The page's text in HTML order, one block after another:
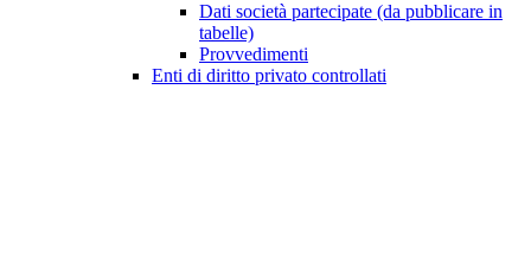
Dati società partecipate (da pubblicare in
tabelle)
Provvedimenti
Enti di diritto privato controllati